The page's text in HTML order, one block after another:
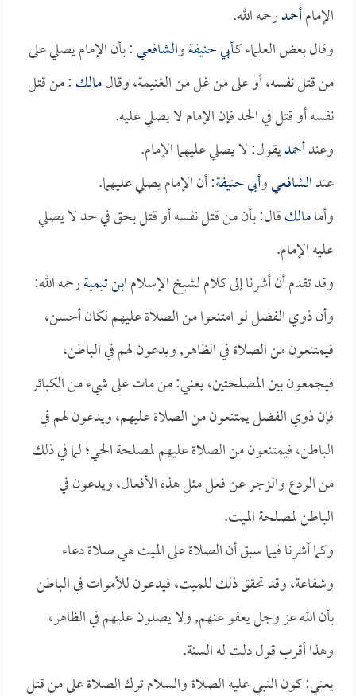
الإمامأحمدرحمه الله.
وقال بعض العلماء كـأبي حنيفةوالشافعي: بأن الإمام يصلي على
من قتل نفسه، أو على من غل من الغنيمة، وقالمالك: من قتل
نفسه أو قتل في الحد فإن الإمام لا يصلي عليه.
وعندأحمديقول: لا يصلي عليهما الإمام.
عندالشافعيوأبي حنيفة: أن الإمام يصلي عليهما.
وأمامالكقال: بأن من قتل نفسه أو قتل بحق في حد لا يصلي
عليه الإمام.
وقد تقدم أن أشرنا إلى كلام لشيخ الإسلامابن تيميةرحمه الله:
وأن ذوي الفضل لو امتنعوا من الصلاة عليهم لكان أحسن،
فيمتنعون من الصلاة في الظاهر, ويدعون لهم في الباطن،
فيجمعون بين المصلحتين، يعني: من مات على شيء من الكبائر
فإن ذوي الفضل يمتنعون من الصلاة عليهم، ويدعون لهم في
الباطن، فيمتنعون من الصلاة عليهم لمصلحة الحي؛ لما في ذلك
من الردع والزجر عن فعل مثل هذه الأفعال، ويدعون في
الباطن لمصلحة الميت.
وكما أشرنا فيما سبق أن الصلاة على الميت هي صلاة دعاء
وشفاعة، وقد تحقق ذلك للميت، فيدعون للأموات في الباطن
بأن الله عز وجل يعفو عنهم, ولا يصلون عليهم في الظاهر،
وهذا أقرب قول دلت له السنة.
يعني: كون النبي عليه الصلاة والسلام ترك الصلاة على من قتل